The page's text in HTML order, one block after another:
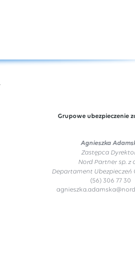
Grupowe ubezpieczenie
Agnieszka
Zastępca
Nord Partner sp. z
Departament Ubezpieczeń
(56) 306 77 30